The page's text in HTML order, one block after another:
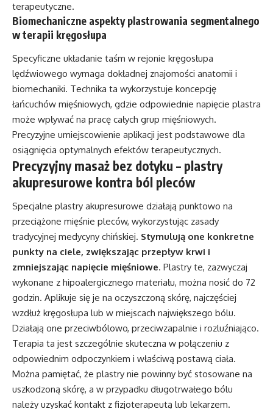
terapeutyczne.
Biomechaniczne aspekty plastrowania segmentalnego
w terapii kręgosłupa
Specyficzne układanie taśm w rejonie kręgosłupa
lędźwiowego wymaga dokładnej znajomości anatomii i
biomechaniki. Technika ta wykorzystuje koncepcję
łańcuchów mięśniowych, gdzie odpowiednie napięcie plastra
może wpływać na pracę całych grup mięśniowych.
Precyzyjne umiejscowienie aplikacji jest podstawowe dla
osiągnięcia optymalnych efektów terapeutycznych.
Precyzyjny masaż bez dotyku – plastry
akupresurowe kontra ból pleców
Specjalne plastry akupresurowe działają punktowo na
przeciążone mięśnie pleców, wykorzystując zasady
tradycyjnej medycyny chińskiej. Stymulują one konkretne
punkty na ciele, zwiększając przepływ krwi i
zmniejszając napięcie mięśniowe. Plastry te, zazwyczaj
wykonane z hipoalergicznego materiału, można nosić do 72
godzin. Aplikuje się je na oczyszczoną skórę, najczęściej
wzdłuż kręgosłupa lub w miejscach największego bólu.
Działają one przeciwbólowo, przeciwzapalnie i rozluźniająco.
Terapia ta jest szczególnie skuteczna w połączeniu z
odpowiednim odpoczynkiem i właściwą postawą ciała.
Można pamiętać, że plastry nie powinny być stosowane na
uszkodzoną skórę, a w przypadku długotrwałego bólu
należy uzyskać kontakt z fizjoterapeutą lub lekarzem.